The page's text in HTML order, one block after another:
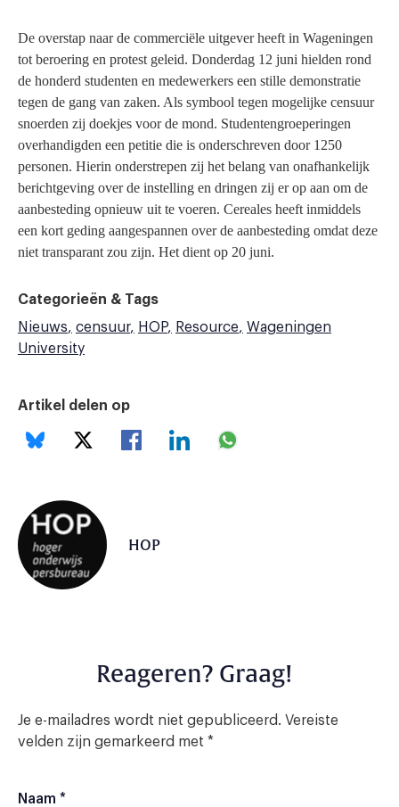
De overstap naar de commerciële uitgever heeft in Wageningen
tot beroering en protest geleid. Donderdag 12 juni hielden rond
de honderd studenten en medewerkers een stille demonstratie
tegen de gang van zaken. Als symbool tegen mogelijke censuur
snoerden zij doekjes voor de mond. Studentengroeperingen
overhandigden een petitie die is onderschreven door 1250
personen. Hierin onderstrepen zij het belang van onafhankelijk
berichtgeving over de instelling en dringen zij er op aan om de
aanbesteding opnieuw uit te voeren. Cereales heeft inmiddels
een kort geding aangespannen over de aanbesteding omdat deze
niet transparant zou zijn. Het dient op 20 juni.
Categorieën & Tags
Nieuws
censuur HOP Resource
Wageningen
University
Artikel delen op
HOP
Reageren? Graag!
Je e-mailadres wordt niet gepubliceerd. Vereiste
velden zijn gemarkeerd met *
Naam *